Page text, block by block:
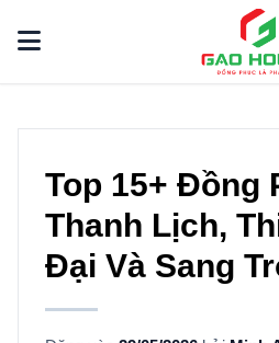
Top 15+ Đồng
Thanh Lịch,
Đại Và Sang